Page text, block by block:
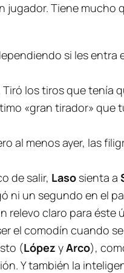
Tiene mucho
si les entra
los tiros que tenía
«gran tirador» que
al menos ayer, las
de salir, Laso sienta a
ni un segundo en el
relevo claro para éste
el comodín cuando
(López yArco),
Y también la